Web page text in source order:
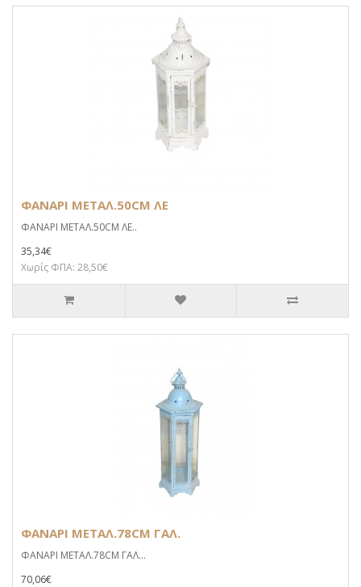
ΦΑΝΑΡΙ ΜΕΤΑΛ.50CM ΛΕ
ΦΑΝΑΡΙ ΜΕΤΑΛ.50CM ΛΕ..
35,34€
Χωρίς ΦΠΑ: 28,50€
ΦΑΝΑΡΙ ΜΕΤΑΛ.78CM ΓΑΛ.
ΦΑΝΑΡΙ ΜΕΤΑΛ.78CM ΓΑΛ...
70,06€